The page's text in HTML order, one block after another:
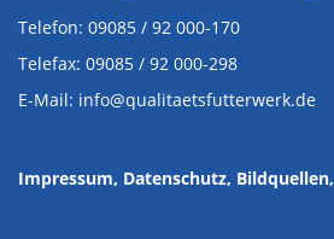
Telefon: 09085 / 92 000-170
Telefax: 09085 / 92 000-298
E-Mail: info@qualitaetsfutterwerk.de
Impressum, Datenschutz, Bildquellen,